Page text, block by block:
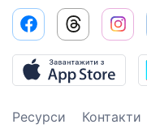
Ресурси Контакти